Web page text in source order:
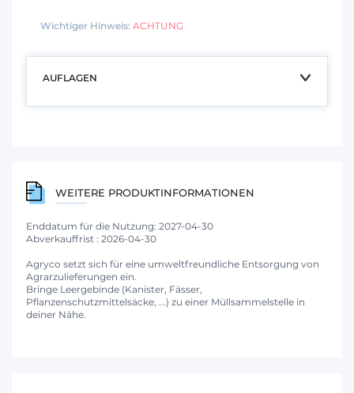
Wichtiger Hinweis: ACHTUNG
AUFLAGEN
WEITERE PRODUKTINFORMATIONEN
Enddatum für die Nutzung: 2027-04-30
Abverkauffrist : 2026-04-30
Agryco setzt sich für eine umweltfreundliche Entsorgung von
Agrarzulieferungen ein.
Bringe Leergebinde (Kanister, Fässer,
Pflanzenschutzmittelsäcke, ...) zu einer Müllsammelstelle in
deiner Nähe.